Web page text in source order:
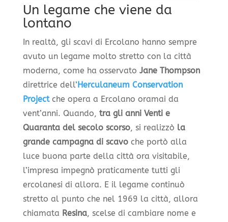
Un legame che viene da
lontano
In realtà, gli scavi di Ercolano hanno sempre
avuto un legame molto stretto con la città
moderna, come ha osservato Jane Thompson
direttrice dell’ Herculaneum Conservation
Projectche opera a Ercolano oramai da
vent’anni. Quando, tra gli anni Venti e
Quaranta del secolo scorso, si realizzò la
grande campagna di scavoche portò alla
luce buona parte della città ora visitabile,
l’impresa impegnò praticamente tutti gli
ercolanesi di allora. E il legame continuò
stretto al punto che nel 1969 la città, allora
chiamata Resina, scelse di cambiare nome e